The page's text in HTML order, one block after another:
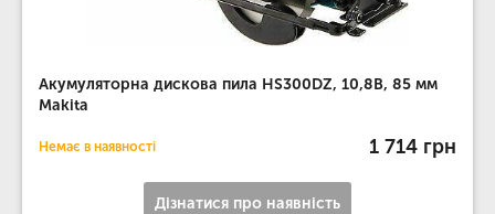
Акумуляторна дискова пила HS300DZ, 10,8В, 85 мм
Makita
Немає в наявності 1 714 грн
Дізнатися про наявність